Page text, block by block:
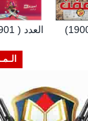
العدد ( 1901)